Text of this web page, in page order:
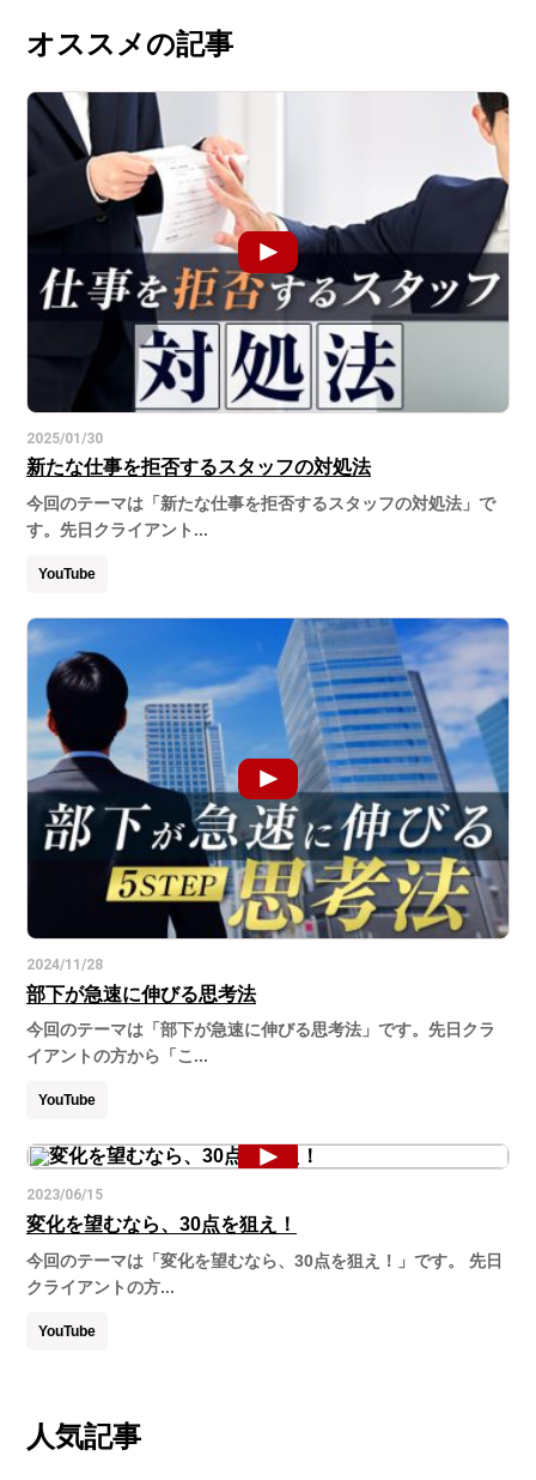
オススメの記事
2025/01/30
新たな仕事を拒否するスタッフの対処法
今回のテーマは「新たな仕事を拒否するスタッフの対処法」で
す。先日クライアント...
YouTube
2024/11/28
部下が急速に伸びる思考法
今回のテーマは「部下が急速に伸びる思考法」です。先日クラ
イアントの方から「こ...
YouTube
2023/06/15
変化を望むなら、30点を狙え！
今回のテーマは「変化を望むなら、30点を狙え！」です。 先日
クライアントの方...
YouTube
人気記事